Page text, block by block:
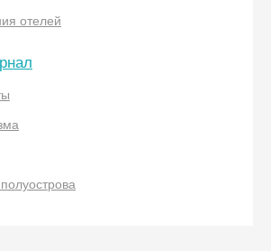
отелей
Оставь почту и получи